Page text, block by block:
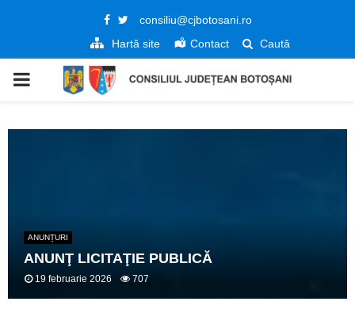
Facebook
Twitter
consiliu@cjbotosani.ro
Hartă site
Contact Caută
PRIMARY
ANUNȚURI
ANUNŢ LICITAŢIE PUBLICĂ
19 februarie 2026 707